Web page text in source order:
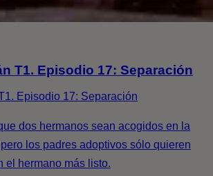
T1. Episodio 17: Separación
Episodio 17: Separación
dos hermanos sean acogidos en la
los padres adoptivos sólo quieren
el hermano más listo.